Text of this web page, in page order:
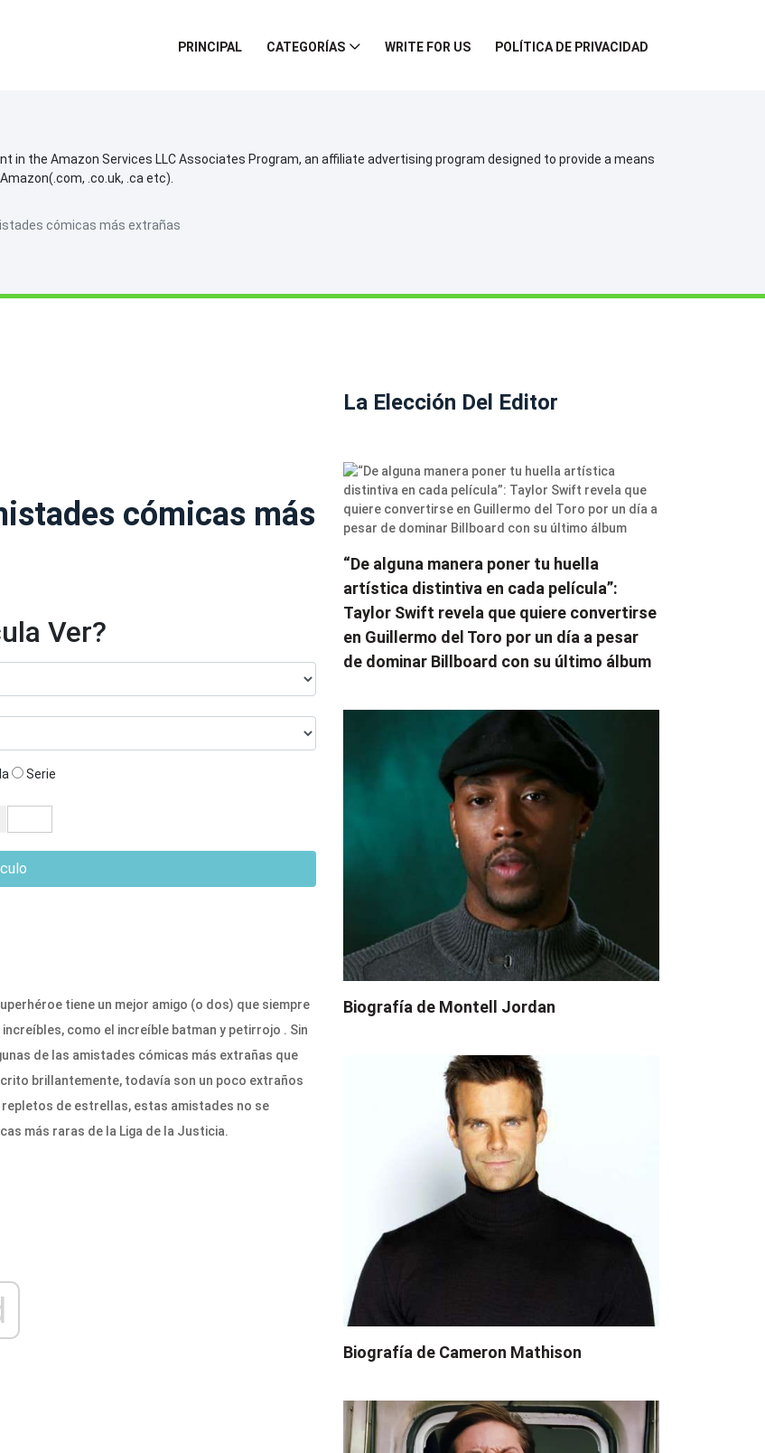
PRINCIPAL CATEGORÍAS WRITE FOR US POLÍTICA DE PRIVACIDAD
in the Amazon Services LLC Associates Program, an affiliate advertising program designed to provide a means
.co.uk, .ca etc).
cómicas más extrañas
cómicas más
Ver?
Serie
tiene un mejor amigo (o dos) que siempre
como el increíble batman y petirrojo . Sin
de las amistades cómicas más extrañas que
brillantemente, todavía son un poco extraños
de estrellas, estas amistades no se
más raras de la Liga de la Justicia.
La Elección Del Editor
“De alguna manera poner tu huella
artística distintiva en cada película”:
Taylor Swift revela que quiere convertirse
en Guillermo del Toro por un día a pesar
de dominar Billboard con su último álbum
Biografía de Montell Jordan
Biografía de Cameron Mathison